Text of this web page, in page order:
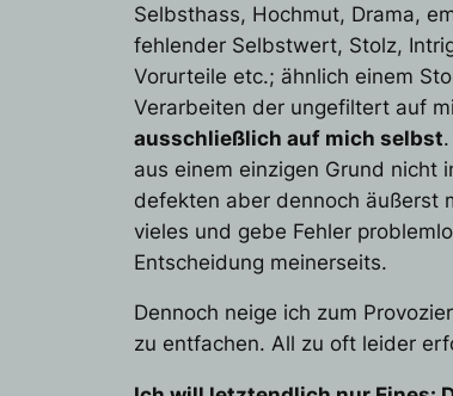
Selbsthass, Hochmut, Drama,
fehlender Selbstwert, Stolz,
Vorurteile etc.; ähnlich einem
Verarbeiten der ungefiltert auf
ausschließlich auf mich selbst
aus einem einzigen Grund nicht
defekten aber dennoch äußerst
vieles und gebe Fehler
Entscheidung meinerseits.
Dennoch neige ich zum
zu entfachen. All zu oft leider